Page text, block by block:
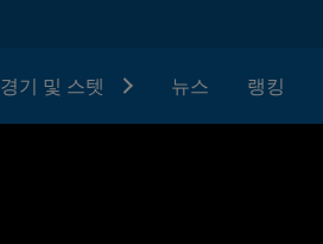
경기 및 스텟 뉴스 랭킹